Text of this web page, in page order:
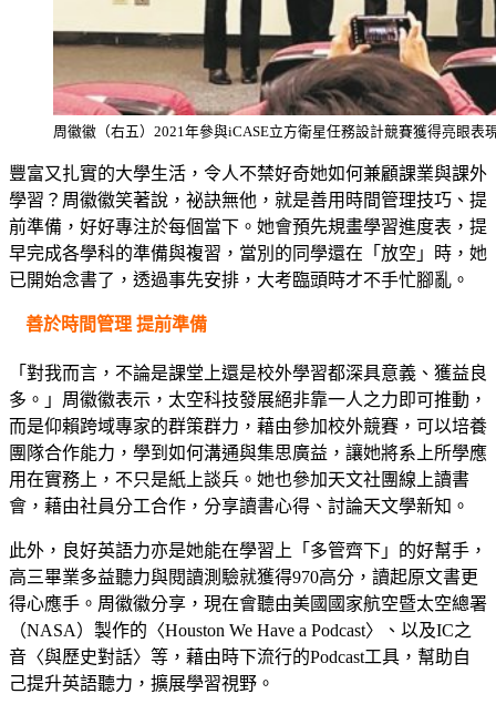
周徽徽（右五）2021年參與iCASE立方衛星任務設計競賽獲得亮眼表
豐富又扎實的大學生活，令人不禁好奇她如何兼顧課業與課外
學習？周徽徽笑著說，祕訣無他，就是善用時間管理技巧、提
前準備，好好專注於每個當下。她會預先規畫學習進度表，提
早完成各學科的準備與複習，當別的同學還在「放空」時，她
已開始念書了，透過事先安排，大考臨頭時才不手忙腳亂。
善於時間管理 提前準備
「對我而言，不論是課堂上還是校外學習都深具意義、獲益良
多。」周徽徽表示，太空科技發展絕非靠一人之力即可推動，
而是仰賴跨域專家的群策群力，藉由參加校外競賽，可以培養
團隊合作能力，學到如何溝通與集思廣益，讓她將系上所學應
用在實務上，不只是紙上談兵。她也參加天文社團線上讀書
會，藉由社員分工合作，分享讀書心得、討論天文學新知。
此外，良好英語力亦是她能在學習上「多管齊下」的好幫手，
高三畢業多益聽力與閱讀測驗就獲得970高分，讀起原文書更
得心應手。周徽徽分享，現在會聽由美國國家航空暨太空總署
（NASA）製作的〈Houston We Have a Podcast〉、以及IC之
音〈與歷史對話〉等，藉由時下流行的Podcast工具，幫助自
己提升英語聽力，擴展學習視野。